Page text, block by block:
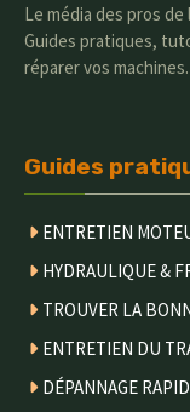
Le média des pros
Guides pratiques,
réparer vos machines.
Guides
ENTRETIEN
HYDRAULIQUE &
TROUVER LA
ENTRETIEN DU
DÉPANNAGE